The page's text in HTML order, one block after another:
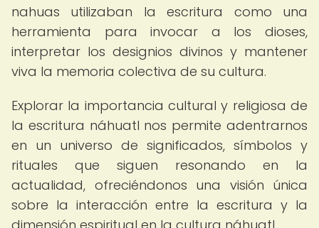
nahuas utilizaban la escritura como una
herramienta para invocar a los dioses,
interpretar los designios divinos y mantener
viva la memoria colectiva de su cultura.
Explorar la importancia cultural y religiosa de
la escritura náhuatl nos permite adentrarnos
en un universo de significados, símbolos y
rituales que siguen resonando en la
actualidad, ofreciéndonos una visión única
sobre la interacción entre la escritura y la